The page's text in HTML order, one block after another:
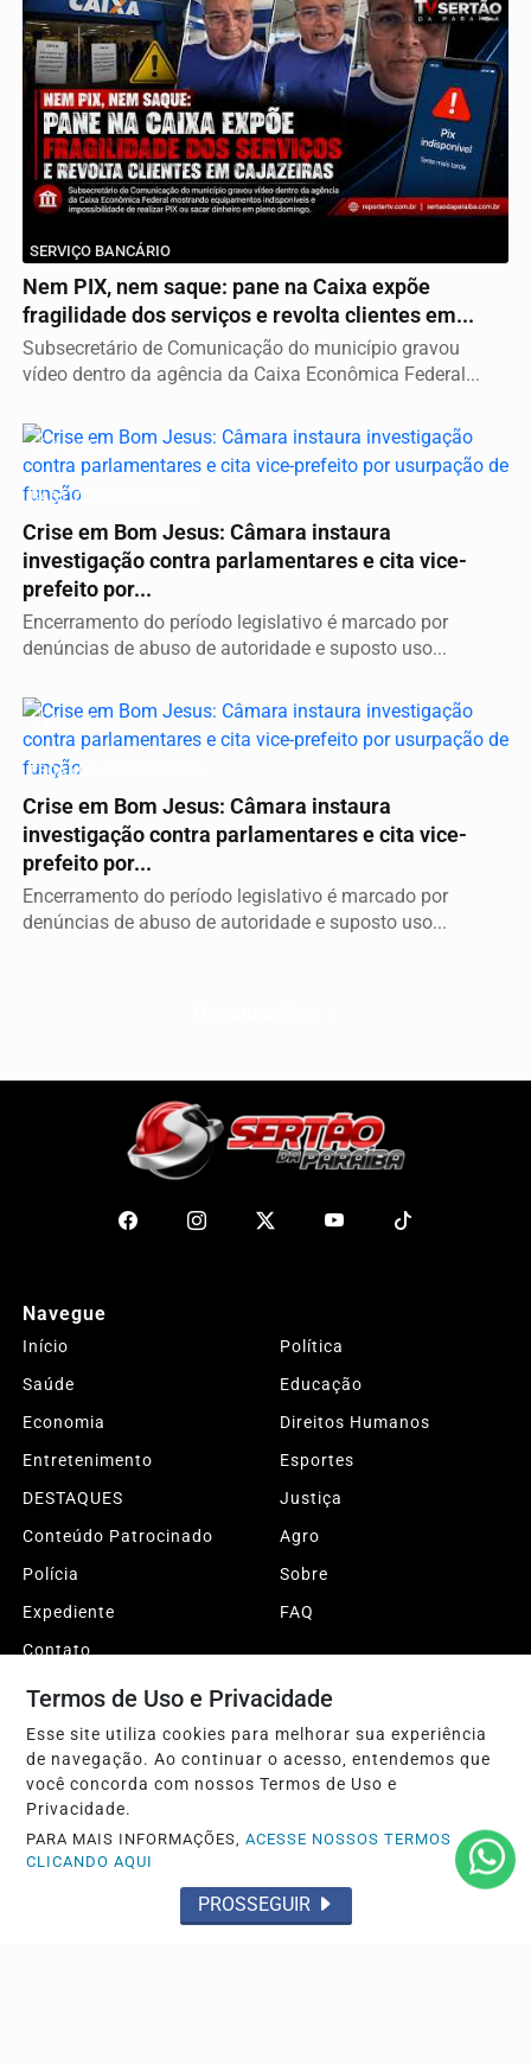
SERVIÇO BANCÁRIO
Nem PIX, nem saque: pane na Caixa expõe
fragilidade dos serviços e revolta clientes em...
Subsecretário de Comunicação do município gravou
vídeo dentro da agência da Caixa Econômica Federal...
Vídeo
BASTIDORES DO PODER
Crise em Bom Jesus: Câmara instaura
investigação contra parlamentares e cita vice-
prefeito por...
Encerramento do período legislativo é marcado por
denúncias de abuso de autoridade e suposto uso...
Vídeo
ESCÂNDALO NO SERTÃO
Crise em Bom Jesus: Câmara instaura
investigação contra parlamentares e cita vice-
prefeito por...
Encerramento do período legislativo é marcado por
denúncias de abuso de autoridade e suposto uso...
Navegue
Início
Política
Saúde
Educação
Economia
Direitos Humanos
Entretenimento
Esportes
DESTAQUES
Justiça
Conteúdo Patrocinado
Agro
Polícia
Sobre
Expediente
FAQ
Contato
Pesquisar Notícia
© 2026 Sertão da Paraíba. Todos os direitos reservados.
Conteúdo protegido pela legislação brasileira de direitos autorais.
Termos de Uso e Privacidade
Termos de Uso e Privacidade
Esse site utiliza cookies para melhorar sua experiência
de navegação. Ao continuar o acesso, entendemos que
você concorda com nossos Termos de Uso e
Privacidade.
PARA MAIS INFORMAÇÕES,ACESSE NOSSOS TERMOS
CLICANDO AQUI
PROSSEGUIR